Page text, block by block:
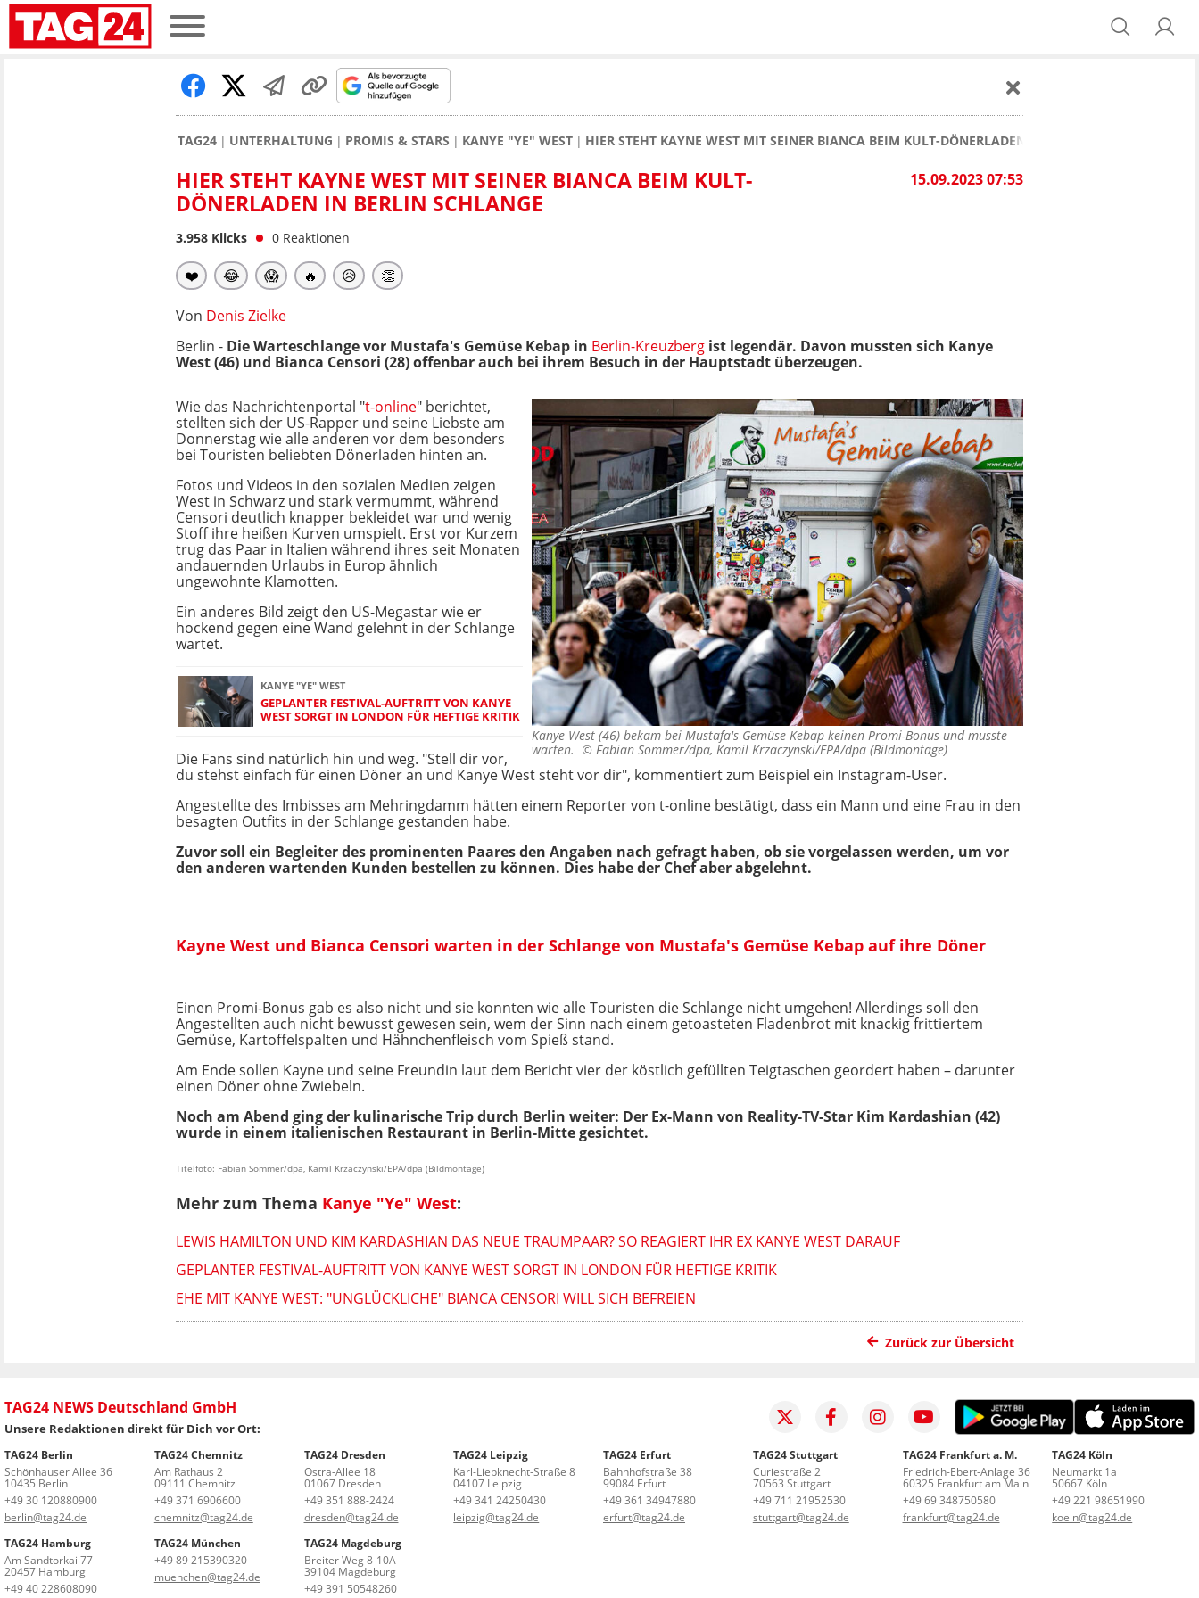
TAG24 UNTERHALTUNG PROMIS & STARS KANYE "YE" WEST HIER STEHT KAYNE WEST MIT SEINER BIANCA BEIM KULT-DÖNERLADEN IN BERLIN SCHLANGE
15.09.2023 07:53
HIER STEHT KAYNE WEST MIT SEINER BIANCA BEIM KULT-
DÖNERLADEN IN BERLIN SCHLANGE
3.958 Klicks 0 Reaktionen
❤️ 😂 😱 🔥 😥 👏
Von Denis Zielke
Berlin - Die Warteschlange vor Mustafa's Gemüse Kebap in Berlin-Kreuzberg ist legendär. Davon mussten sich Kanye
West (46) und Bianca Censori (28) offenbar auch bei ihrem Besuch in der Hauptstadt überzeugen.
Kanye West (46) bekam bei Mustafa's Gemüse Kebap keinen Promi-Bonus und musste
warten. © Fabian Sommer/dpa, Kamil Krzaczynski/EPA/dpa (Bildmontage)
Wie das Nachrichtenportal "t-online" berichtet,
stellten sich der US-Rapper und seine Liebste am
Donnerstag wie alle anderen vor dem besonders
bei Touristen beliebten Dönerladen hinten an.
Fotos und Videos in den sozialen Medien zeigen
West in Schwarz und stark vermummt, während
Censori deutlich knapper bekleidet war und wenig
Stoff ihre heißen Kurven umspielt. Erst vor Kurzem
trug das Paar in Italien während ihres seit Monaten
andauernden Urlaubs in Europ ähnlich
ungewohnte Klamotten.
Ein anderes Bild zeigt den US-Megastar wie er
hockend gegen eine Wand gelehnt in der Schlange
wartet.
KANYE "YE" WEST
GEPLANTER FESTIVAL-AUFTRITT VON KANYE
WEST SORGT IN LONDON FÜR HEFTIGE KRITIK
Die Fans sind natürlich hin und weg. "Stell dir vor,
du stehst einfach für einen Döner an und Kanye West steht vor dir", kommentiert zum Beispiel ein Instagram-User.
Angestellte des Imbisses am Mehringdamm hätten einem Reporter von t-online bestätigt, dass ein Mann und eine Frau in den
besagten Outfits in der Schlange gestanden habe.
Zuvor soll ein Begleiter des prominenten Paares den Angaben nach gefragt haben, ob sie vorgelassen werden, um vor
den anderen wartenden Kunden bestellen zu können. Dies habe der Chef aber abgelehnt.
Kayne West und Bianca Censori warten in der Schlange von Mustafa's Gemüse Kebap auf ihre Döner
Einen Promi-Bonus gab es also nicht und sie konnten wie alle Touristen die Schlange nicht umgehen! Allerdings soll den
Angestellten auch nicht bewusst gewesen sein, wem der Sinn nach einem getoasteten Fladenbrot mit knackig frittiertem
Gemüse, Kartoffelspalten und Hähnchenfleisch vom Spieß stand.
Am Ende sollen Kayne und seine Freundin laut dem Bericht vier der köstlich gefüllten Teigtaschen geordert haben – darunter
einen Döner ohne Zwiebeln.
Noch am Abend ging der kulinarische Trip durch Berlin weiter: Der Ex-Mann von Reality-TV-Star Kim Kardashian (42)
wurde in einem italienischen Restaurant in Berlin-Mitte gesichtet.
Titelfoto: Fabian Sommer/dpa, Kamil Krzaczynski/EPA/dpa (Bildmontage)
Mehr zum Thema Kanye "Ye" West:
LEWIS HAMILTON UND KIM KARDASHIAN DAS NEUE TRAUMPAAR? SO REAGIERT IHR EX KANYE WEST DARAUF
GEPLANTER FESTIVAL-AUFTRITT VON KANYE WEST SORGT IN LONDON FÜR HEFTIGE KRITIK
EHE MIT KANYE WEST: "UNGLÜCKLICHE" BIANCA CENSORI WILL SICH BEFREIEN
Zurück zur Übersicht
TAG24 NEWS Deutschland GmbH
Unsere Redaktionen direkt für Dich vor Ort:
TAG24 Berlin
Schönhauser Allee 36
10435 Berlin
+49 30 120880900
berlin@tag24.de
TAG24 Chemnitz
Am Rathaus 2
09111 Chemnitz
+49 371 6906600
chemnitz@tag24.de
TAG24 Dresden
Ostra-Allee 18
01067 Dresden
+49 351 888-2424
dresden@tag24.de
TAG24 Leipzig
Karl-Liebknecht-Straße 8
04107 Leipzig
+49 341 24250430
leipzig@tag24.de
TAG24 Erfurt
Bahnhofstraße 38
99084 Erfurt
+49 361 34947880
erfurt@tag24.de
TAG24 Stuttgart
Curiestraße 2
70563 Stuttgart
+49 711 21952530
stuttgart@tag24.de
TAG24 Frankfurt a. M.
Friedrich-Ebert-Anlage 36
60325 Frankfurt am Main
+49 69 348750580
frankfurt@tag24.de
TAG24 Köln
Neumarkt 1a
50667 Köln
+49 221 98651990
koeln@tag24.de
TAG24 Hamburg
Am Sandtorkai 77
20457 Hamburg
+49 40 228608090
TAG24 München
+49 89 215390320
muenchen@tag24.de
TAG24 Magdeburg
Breiter Weg 8-10A
39104 Magdeburg
+49 391 50548260